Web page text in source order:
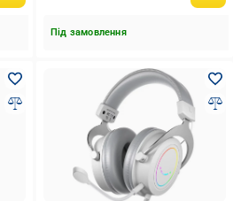
Під замовлення